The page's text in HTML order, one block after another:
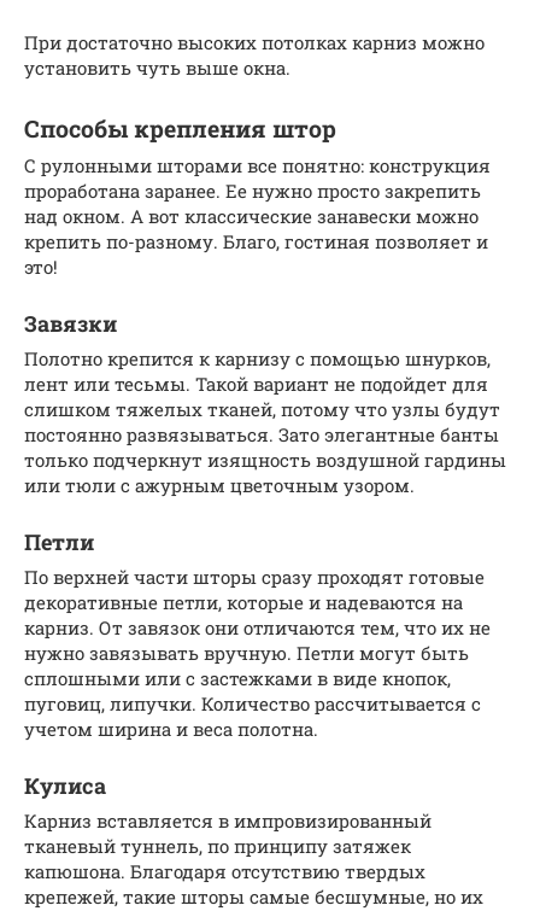
При достаточно высоких потолках карниз можно
установить чуть выше окна.
Способы крепления штор
С рулонными шторами все понятно: конструкция
проработана заранее. Ее нужно просто закрепить
над окном. А вот классические занавески можно
крепить по-разному. Благо, гостиная позволяет и
это!
Завязки
Полотно крепится к карнизу с помощью шнурков,
лент или тесьмы. Такой вариант не подойдет для
слишком тяжелых тканей, потому что узлы будут
постоянно развязываться. Зато элегантные банты
только подчеркнут изящность воздушной гардины
или тюли с ажурным цветочным узором.
Петли
По верхней части шторы сразу проходят готовые
декоративные петли, которые и надеваются на
карниз. От завязок они отличаются тем, что их не
нужно завязывать вручную. Петли могут быть
сплошными или с застежками в виде кнопок,
пуговиц, липучки. Количество рассчитывается с
учетом ширина и веса полотна.
Кулиса
Карниз вставляется в импровизированный
тканевый туннель, по принципу затяжек
капюшона. Благодаря отсутствию твердых
крепежей, такие шторы самые бесшумные, но их